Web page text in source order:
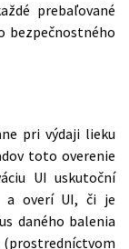
prebaľované
bezpečnostného
pri výdaji lieku
toto overenie
UI uskutoční
a overí UI, či je
daného balenia